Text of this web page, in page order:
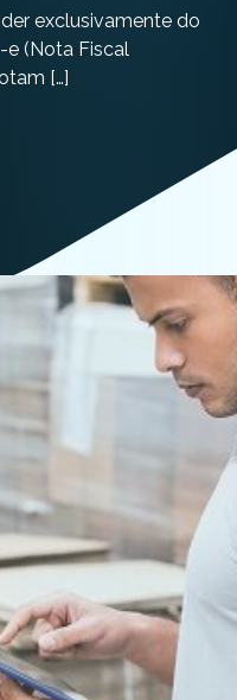
exclusivamente do
e (Nota Fiscal
[…]